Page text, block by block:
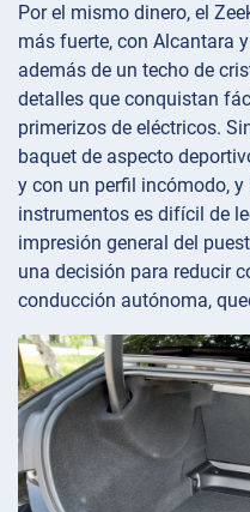
Por el mismo dinero, el
más fuerte, con Alcantara
además de un techo de
detalles que conquistan
primerizos de eléctricos.
baquet de aspecto
y con un perfil incómodo,
instrumentos es difícil de
impresión general del
una decisión para reducir
conducción autónoma,